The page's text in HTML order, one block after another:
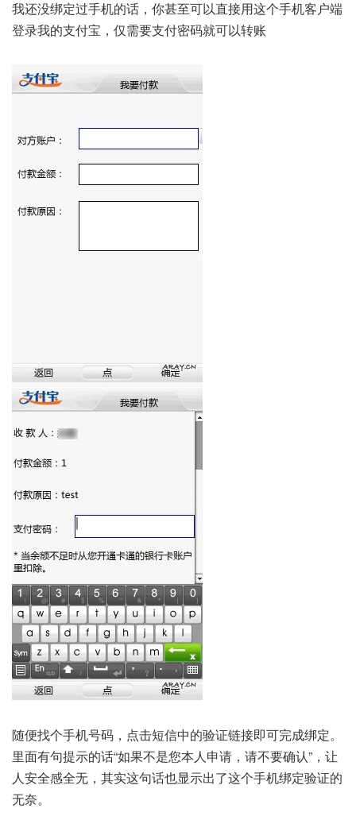
我还没绑定过手机的话，你甚至可以直接用这个手机客户端
登录我的支付宝，仅需要支付密码就可以转账
随便找个手机号码，点击短信中的验证链接即可完成绑定。
里面有句提示的话“如果不是您本人申请，请不要确认”，让
人安全感全无，其实这句话也显示出了这个手机绑定验证的
无奈。